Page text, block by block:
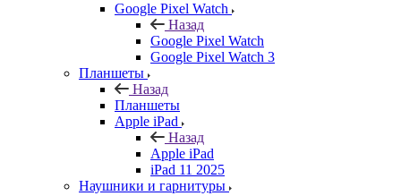
Google Pixel Watch
Назад
Google Pixel Watch
Google Pixel Watch 3
Планшеты
Назад
Планшеты
Apple iPad
Назад
Apple iPad
iPad 11 2025
Наушники и гарнитуры